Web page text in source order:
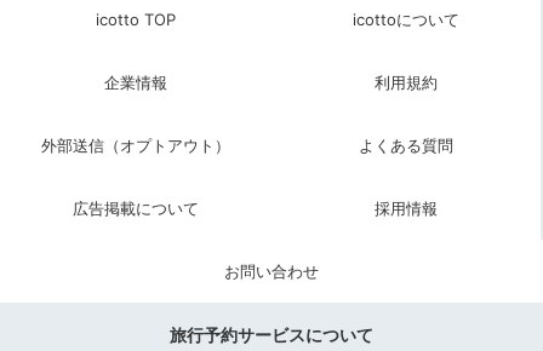
ブルー”と言われる海の美しさに浸れますよ。
reeee_san
朝早く起きて、シュノーケリングをしました。ウミガメにたくさん
icotto TOP icottoについて
企業情報 利用規約
外部送信（オプトアウト） よくある質問
広告掲載について 採用情報
お問い合わせ
旅行予約サービスについて